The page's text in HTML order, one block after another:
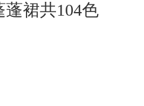
蓬裙共104色